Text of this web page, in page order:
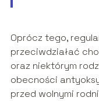
Oprócz tego,
przeciwdziałać
oraz niektórym
obecności
przed wolnymi